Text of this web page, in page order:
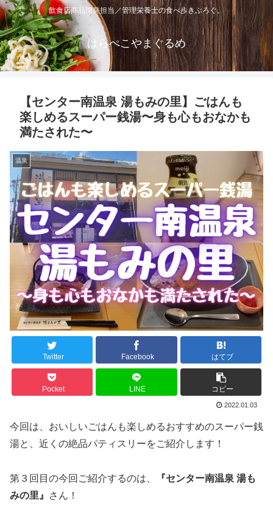
飲食店商品開発担当／管理栄養士の食べ歩きぶろぐ。
はらぺこやまぐるめ
【センター南温泉 湯もみの里】ごはんも
楽しめるスーパー銭湯〜身も心もおなかも
満たされた〜
温泉
Twitter Facebook はてブ
Pocket LINE コピー
2022.01.03
今回は、おいしいごはんも楽しめるおすすめのスーパー銭
湯と、近くの絶品パティスリーをご紹介します！
第３回目の今回ご紹介するのは、
『センター南温泉 湯も
みの里』
さん！